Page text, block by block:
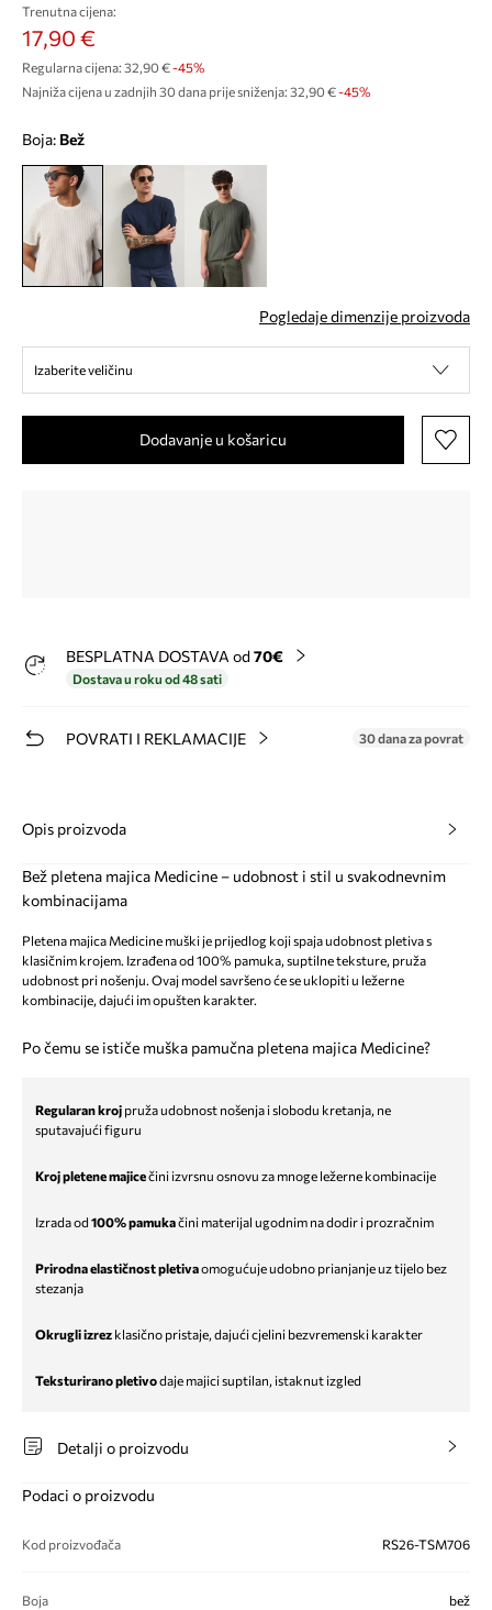
Trenutna cijena:
17,90 €
Regularna cijena: 32,90 €-45%
Najniža cijena u zadnjih 30 dana prije sniženja: 32,90 € -45%
Boja: bež
Pogledaje dimenzije proizvoda
Izaberite veličinu
Dodavanje u košaricu
BESPLATNA DOSTAVA od 70€
Dostava u roku od 48 sati
POVRATI I REKLAMACIJE 30 dana za povrat
Opis proizvoda
Bež pletena majica Medicine – udobnost i stil u svakodnevnim
kombinacijama
Pletena majica Medicine muški je prijedlog koji spaja udobnost pletiva s
klasičnim krojem. Izrađena od 100% pamuka, suptilne teksture, pruža
udobnost pri nošenju. Ovaj model savršeno će se uklopiti u ležerne
kombinacije, dajući im opušten karakter.
Po čemu se ističe muška pamučna pletena majica Medicine?
Regularan kroj pruža udobnost nošenja i slobodu kretanja, ne
sputavajući figuru
Kroj pletene majicečini izvrsnu osnovu za mnoge ležerne kombinacije
Izrada od 100% pamukačini materijal ugodnim na dodir i prozračnim
Prirodna elastičnost pletivaomogućuje udobno prianjanje uz tijelo bez
stezanja
Okrugli izrez klasično pristaje, dajući cjelini bezvremenski karakter
Teksturirano pletivodaje majici suptilan, istaknut izgled
Detalji o proizvodu
Podaci o proizvodu
Kod proizvođača RS26-TSM706
Boja bež